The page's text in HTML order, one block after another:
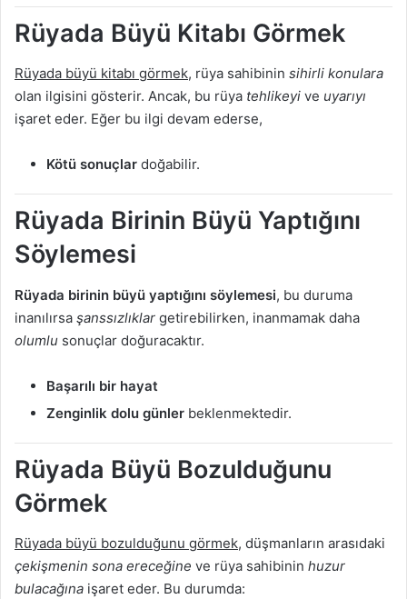
Rüyada Büyü Kitabı Görmek
Rüyada büyü kitabı görmek, rüya sahibinin sihirli konulara
olan ilgisini gösterir. Ancak, bu rüya tehlikeyi ve uyarıyı
işaret eder. Eğer bu ilgi devam ederse,
Kötü sonuçlar doğabilir.
Rüyada Birinin Büyü Yaptığını
Söylemesi
Rüyada birinin büyü yaptığını söylemesi, bu duruma
inanılırsa şanssızlıklar getirebilirken, inanmamak daha
olumlu sonuçlar doğuracaktır.
Başarılı bir hayat
Zenginlik dolu günler beklenmektedir.
Rüyada Büyü Bozulduğunu
Görmek
Rüyada büyü bozulduğunu görmek, düşmanların arasıdaki
çekişmenin sona ereceğine ve rüya sahibinin huzur
bulacağına işaret eder. Bu durumda: